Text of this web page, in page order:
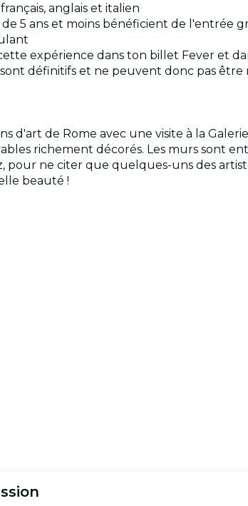
anglais et italien
5 ans et moins bénéficient de l'entrée
expérience dans ton billet Fever et
définitifs et ne peuvent donc pas
d'art de Rome avec une visite à la
richement décorés. Les murs sont
pour ne citer que quelques-uns des
beauté !